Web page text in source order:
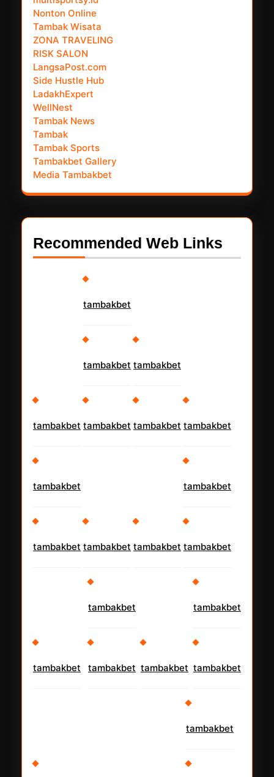
Nonton Online
Tambak Wisata
ZONA TRAVELING
RISK SALON
LangsaPost.com
Side Hustle Hub
LadakhExpert
WellNest
Tambak News
Tambak
Tambak Sports
Tambakbet Gallery
Media Tambakbet
Recommended Web Links
tambakbet
tambakbet
tambakbet
tambakbet
tambakbet
tambakbet tambakbet
tambakbet
tambakbet tambakbet tambakbet
tambakbet
tambakbet
tambakbet
tambakbet
tambakbet tambakbet
tambakbet
tambakbet
tambakbet